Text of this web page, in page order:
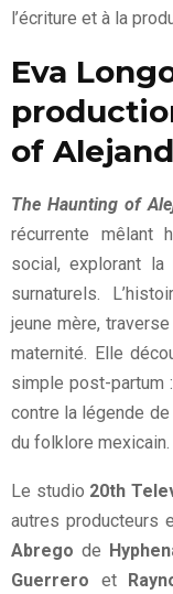
l’écriture et à la
Eva
of
The Haunting of
récurrente mêlant
social, explorant
surnaturels.
jeune mère,
maternité. Elle
simple post-partum
contre la légende
du folklore mexicain.
Le studio 20th
autres producteurs
Abrego de
Guerrero et